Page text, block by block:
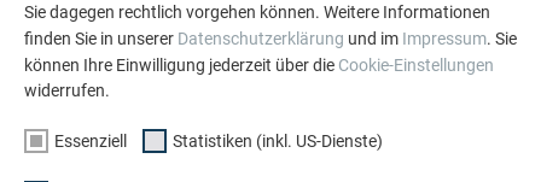
Sie dagegen rechtlich vorgehen können. Weitere Informationen
finden Sie in unserer Datenschutzerklärung und im Impressum. Sie
können Ihre Einwilligung jederzeit über die Cookie-Einstellungen
widerrufen.
Essenziell Statistiken (inkl. US-Dienste)